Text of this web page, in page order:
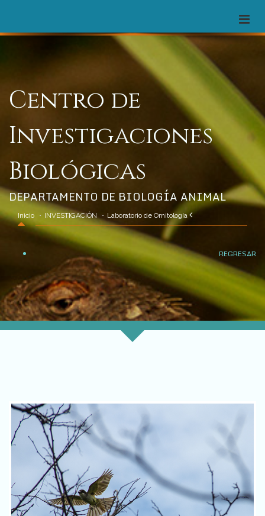
Centro de
Investigaciones
Biológicas
DEPARTAMENTO DE BIOLOGÍA ANIMAL
Inicio INVESTIGACIÓN Laboratorio de Ornitología
REGRESAR